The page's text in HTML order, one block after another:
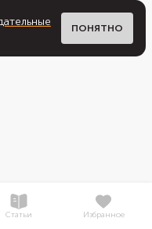
ПОНЯТНО
Статьи Избранное